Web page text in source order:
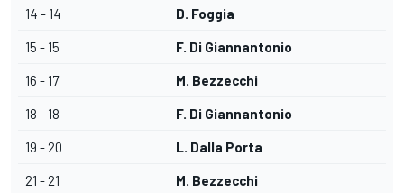
14 - 14 D. Foggia
15 - 15 F. Di Giannantonio
16 - 17 M. Bezzecchi
18 - 18 F. Di Giannantonio
19 - 20 L. Dalla Porta
21 - 21 M. Bezzecchi